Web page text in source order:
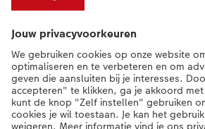
Duurzaamheid
Service
Algemeen